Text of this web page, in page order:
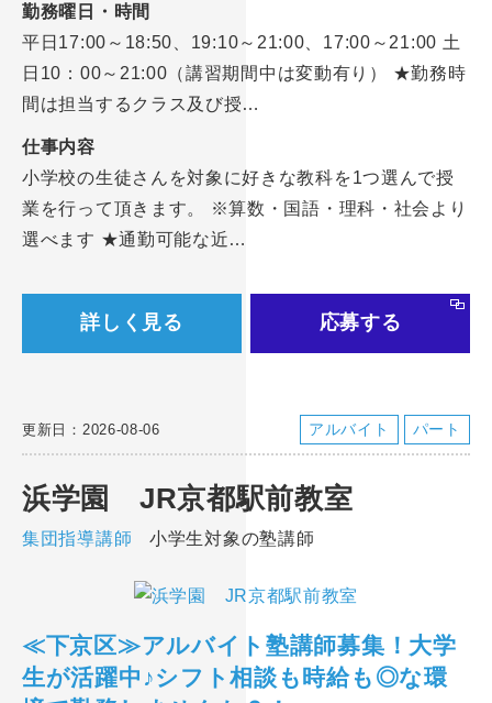
勤務曜日・時間
平日17:00～18:50、19:10～21:00、17:00～21:00 土
日10：00～21:00（講習期間中は変動有り） ★勤務時
間は担当するクラス及び授…
仕事内容
小学校の生徒さんを対象に好きな教科を1つ選んで授
業を行って頂きます。 ※算数・国語・理科・社会より
選べます ★通勤可能な近…
詳しく見る 応募する
更新日：2026-08-06 アルバイト パート
浜学園 JR京都駅前教室
集団指導講師 小学生対象の塾講師
≪下京区≫アルバイト塾講師募集！大学
生が活躍中♪シフト相談も時給も◎な環